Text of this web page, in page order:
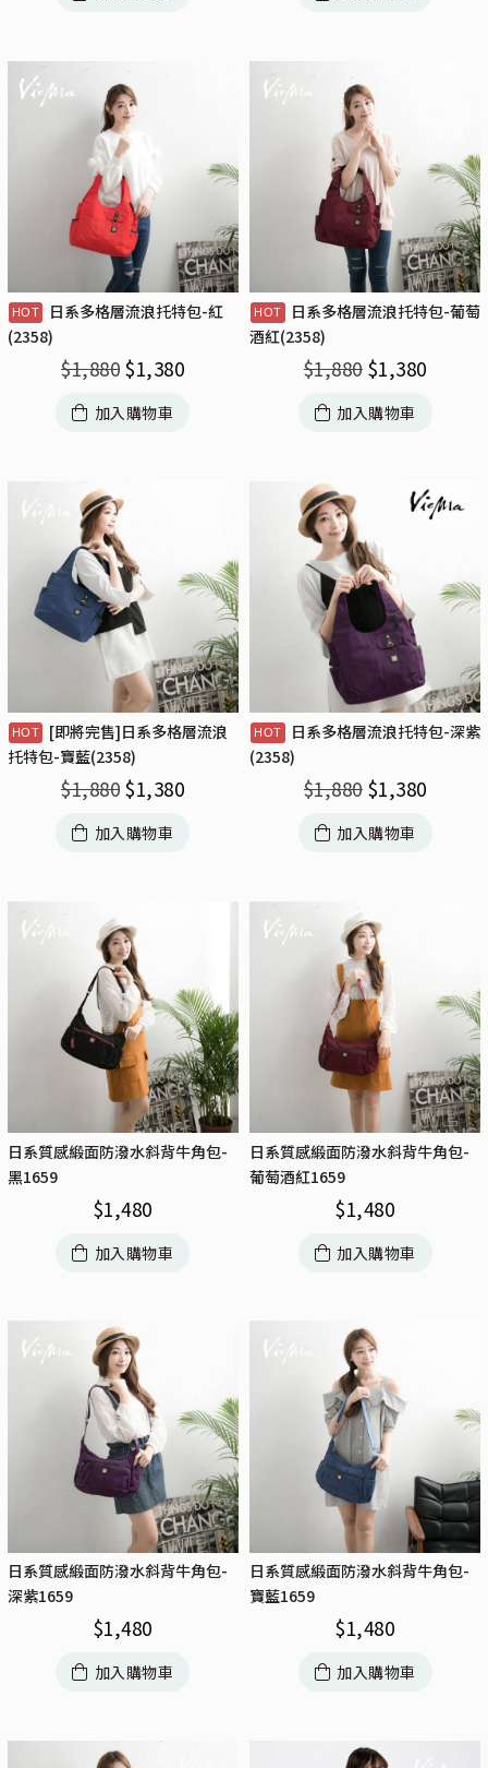
日系多格層流浪托特包-紅
(2358)
$1,880 $1,380
加入購物車
日系多格層流浪托特包-葡萄
酒紅(2358)
$1,880 $1,380
加入購物車
[即將完售]日系多格層流浪
托特包-寶藍(2358)
$1,880 $1,380
加入購物車
日系多格層流浪托特包-深紫
(2358)
$1,880 $1,380
加入購物車
日系質感緞面防潑水斜背牛角包-
黑1659
$1,480
加入購物車
日系質感緞面防潑水斜背牛角包-
葡萄酒紅1659
$1,480
加入購物車
日系質感緞面防潑水斜背牛角包-
深紫1659
$1,480
加入購物車
日系質感緞面防潑水斜背牛角包-
寶藍1659
$1,480
加入購物車